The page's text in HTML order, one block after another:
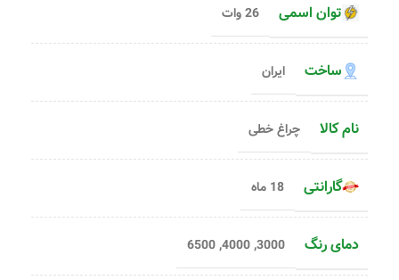
توان اسمی 26 وات
ساخت ایران
نام کالا چراغ خطی
گارانتی 18 ماه
دمای رنگ 3000
,
4000
,
6500